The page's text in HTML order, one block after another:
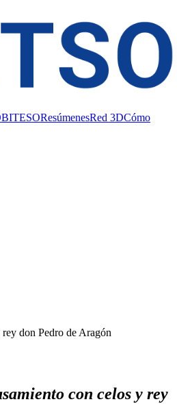
BITESOResúmenesRed 3DCómo
don Pedro de Aragón
con celos y rey